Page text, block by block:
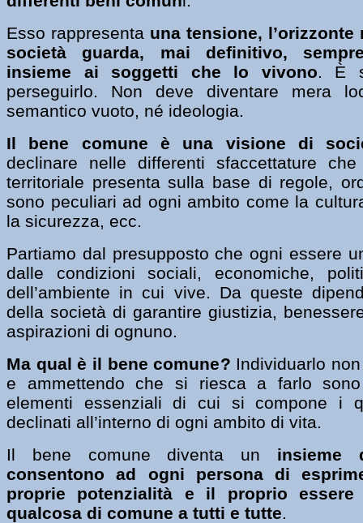
Esso rappresenta una tensione,
società guarda, mai definitivo,
insieme ai soggetti che lo vivono. È
perseguirlo. Non deve diventare mera
semantico vuoto, né ideologia.
Il bene comune è una visione di
declinare nelle differenti sfaccettature
territoriale presenta sulla base di regole,
sono peculiari ad ogni ambito come la
la sicurezza, ecc.
Partiamo dal presupposto che ogni essere
dalle condizioni sociali, economiche,
dell’ambiente in cui vive. Da queste
della società di garantire giustizia,
aspirazioni di ognuno.
Ma qual è il bene comune? Individuarlo
e ammettendo che si riesca a farlo
elementi essenziali di cui si compone i
declinati all’interno di ogni ambito di vita.
Il bene comune diventa un insieme
consentono ad ogni persona di
proprie potenzialità e il proprio
qualcosa di comune a tutti e tutte.